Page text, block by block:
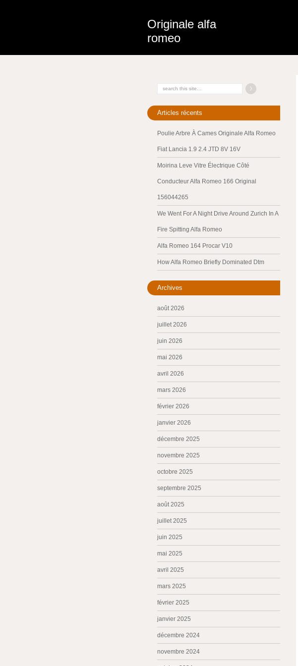
Originale alfa
romeo
Articles récents
Poulie Arbre À Cames Originale Alfa Romeo
Fiat Lancia 1.9 2.4 JTD 8V 16V
Moirina Leve Vitre Électrique Côté
Conducteur Alfa Romeo 166 Original
156044265
We Went For A Night Drive Around Zurich In A
Fire Spitting Alfa Romeo
Alfa Romeo 164 Procar V10
How Alfa Romeo Briefly Dominated Dtm
Archives
août 2026
juillet 2026
juin 2026
mai 2026
avril 2026
mars 2026
février 2026
janvier 2026
décembre 2025
novembre 2025
octobre 2025
septembre 2025
août 2025
juillet 2025
juin 2025
mai 2025
avril 2025
mars 2025
février 2025
janvier 2025
décembre 2024
novembre 2024